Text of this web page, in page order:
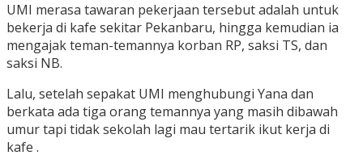
UMI merasa tawaran pekerjaan tersebut adalah untuk
bekerja di kafe sekitar Pekanbaru, hingga kemudian ia
mengajak teman-temannya korban RP, saksi TS, dan
saksi NB.
Lalu, setelah sepakat UMI menghubungi Yana dan
berkata ada tiga orang temannya yang masih dibawah
umur tapi tidak sekolah lagi mau tertarik ikut kerja di
kafe .